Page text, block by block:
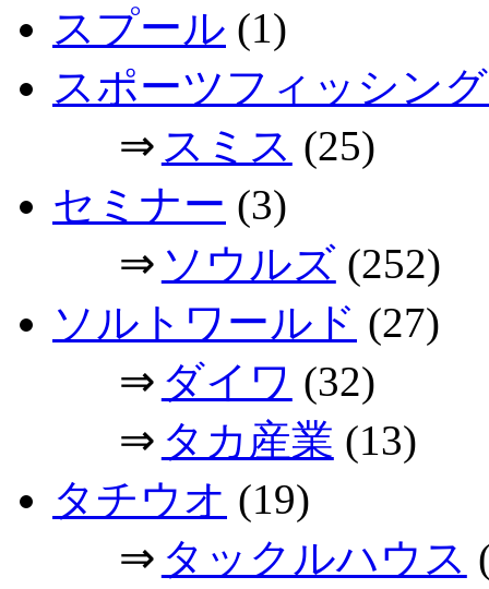
スプール (1)
スポーツフィッシン
⇒ スミス (25)
セミナー (3)
⇒ ソウルズ(252)
ソルトワールド (27)
⇒ ダイワ (32)
⇒ タカ産業 (13)
タチウオ (19)
⇒ タックルハウス